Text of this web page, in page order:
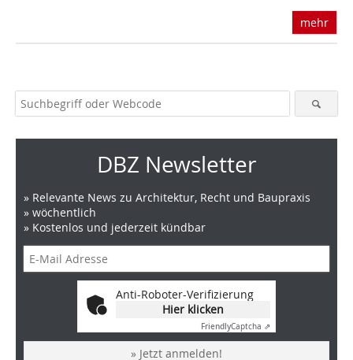
mehr
DBZ Newsletter
» Relevante News zu Architektur, Recht und Baupraxis
» wöchentlich
» Kostenlos und jederzeit kündbar
Anti-Roboter-Verifizierung
Hier klicken
FriendlyCaptcha ⇗
» Jetzt anmelden!